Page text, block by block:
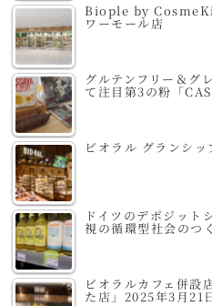
Biople by
ワーモール店
グルテンフリー＆グ
て注目第3の粉「
ビオラル グランシ
ドイツのデポジット
視の循環型社会のつ
ビオラルカフェ併設
た店」2025年3月21